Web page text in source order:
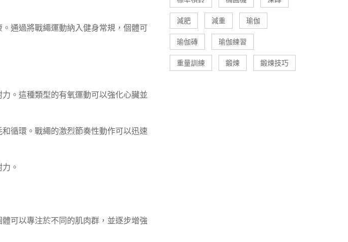
。通過將戰繩運動納入健身常規，個體可
。這種類型的有氧運動可以強化心臟並
循環。戰繩的激烈節奏性動作可以迅速
。
可以專注於不同的肌肉群，並逐步增強
減肥 減重 瑜伽
瑜伽磚 瑜伽練習
重量訓練 鍛煉 鍛煉技巧